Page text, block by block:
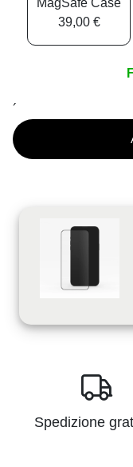
39,00 €
´
Spedizione